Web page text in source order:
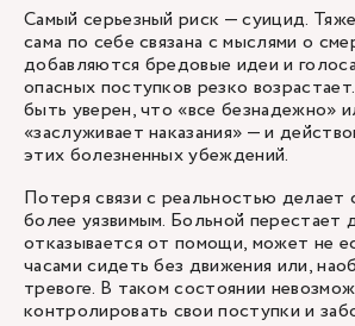
Самый серьезный риск — суицид.
сама по себе связана с мыслями о
добавляются бредовые идеи и
опасных поступков резко
быть уверен, что «все безнадежно»
«заслуживает наказания» — и
этих болезненных убеждений.
Потеря связи с реальностью делает
более уязвимым. Больной перестает
отказывается от помощи, может не
часами сидеть без движения или,
тревоге. В таком состоянии
контролировать свои поступки и